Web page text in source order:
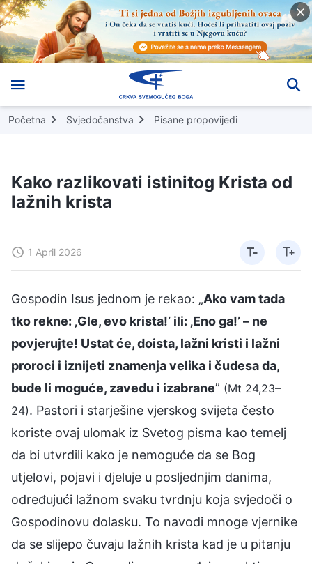
Početna Svjedočanstva Pisane propovijedi
Kako razlikovati istinitog Krista od
lažnih krista
1 April 2026
Gospodin Isus jednom je rekao: „Ako vam tada
tko rekne: ‚Gle, evo krista!’ ili: ‚Eno ga!’ – ne
povjerujte! Ustat će, doista, lažni kristi i lažni
proroci i iznijeti znamenja velika i čudesa da,
bude li moguće, zavedu i izabrane” (Mt 24,23–
24). Pastori i starješine vjerskog svijeta često
koriste ovaj ulomak iz Svetog pisma kao temelj
da bi utvrdili kako je nemoguće da se Bog
utjelovi, pojavi i djeluje u posljednjim danima,
određujući lažnom svaku tvrdnju koja svjedoči o
Gospodinovu dolasku. To navodi mnoge vjernike
da se slijepo čuvaju lažnih krista kad je u pitanju